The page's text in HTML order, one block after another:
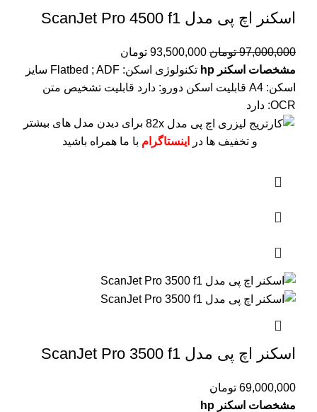
اسکنر اچ پی مدل ScanJet Pro 4500 f1
97,000,000 تومان 93,500,000 تومان
مشخصات اسکنر hp
تکنولوژی اسکن: Flatbed ; ADF
سایز
اسکن: A4
قابلیت اسکن دورو: دارد قابلیت تشخیص متن
OCR: دارد
برای دیدن مدل های بیشتر
و تخفیف ها در
اینستاگرام با ما همراه باشید
اسکنر اچ پی مدل ScanJet Pro 3500 f1
69,000,000 تومان
مشخصات اسکنر hp